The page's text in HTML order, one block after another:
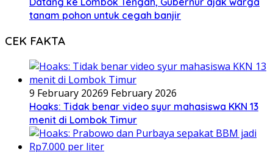
tanam pohon untuk cegah banjir
CEK FAKTA
9 February 20269 February 2026
Hoaks: Tidak benar video syur mahasiswa KKN 13
menit di Lombok Timur